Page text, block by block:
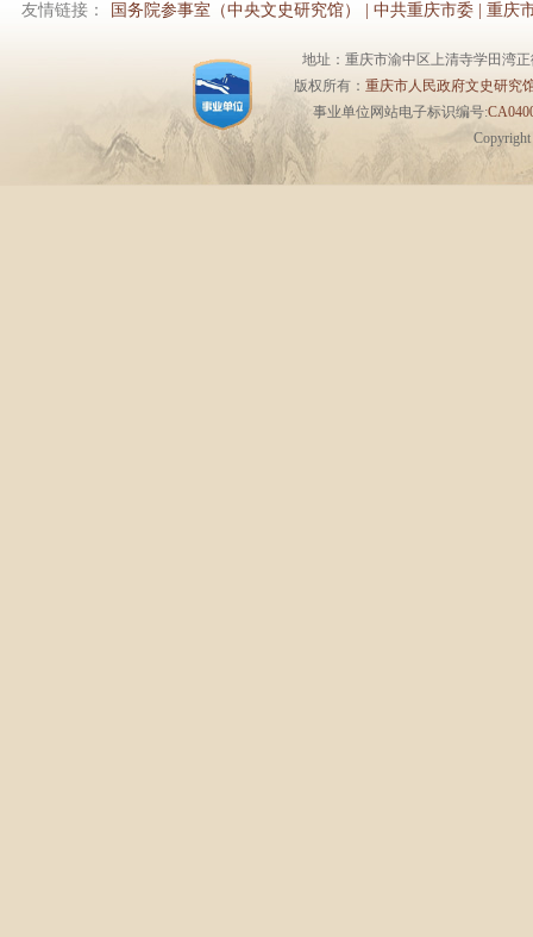
友情链接： 国务院参事室（中央文史研究馆） 中共重庆市委 重庆
地址：重庆市渝中区上清寺学田湾
版权所有： 重庆市人民政府文史研究
事业单位网站电子标识编号: